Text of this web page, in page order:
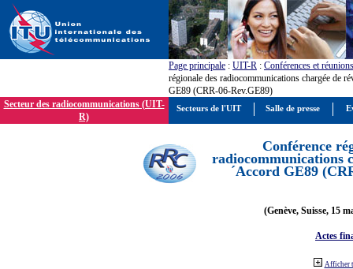
Page principale : UIT-R : Conférences et réunions
régionale des radiocommunications chargée de
GE89 (CRR-06-Rev.GE89)
Secteur des radiocommunications (UIT-
R)
Conférence
radiocommunications
´Accord GE89
(Genève, Suisse, 15
Actes
Afficher
Secteurs de l'UIT Salle de presse